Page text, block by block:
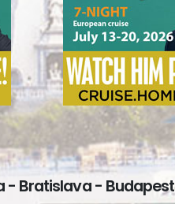
- Bratislava - Budapest